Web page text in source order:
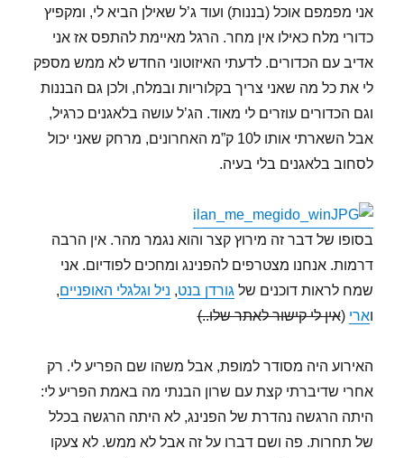
אני מפמפם אוכל (בננות) ועוד ג’ל שאילן הביא לי, ומקפיץ
כדורי מלח כאילו אין מחר. הרגל מאיימת להתפס אז אני
אדיב עם הכדורים. לדעתי האיזוטוני החדש לא ממש מספק
לי את כל מה שאני צריך בקלוריות ובמלח, ולכן גם הבננות
וגם הכדורים עוזרים לי מאוד. הג’ל עושה בלאגנים כרגיל,
אבל השארתי אותו ל10 ק”מ האחרונים, מרחק שאני יכול
לסחוב בלאגנים בלי בעיה.
בסופו של דבר זה מירוץ קצר והוא נגמר מהר. אין הרבה
דרמות. אנחנו מצטרפים להפנינג ומחכים לפודיום. אני
שמח לראות דוכנים של גורדן בנט, ניל וגלגלי האופניים,
וארי (אין לי קישור לאתר שלו..)
האירוע היה מסודר למופת, אבל משהו שם הפריע לי. רק
אחרי שדיברתי קצת עם שרון הבנתי מה באמת הפריע לי:
היתה הרגשה נהדרת של הפנינג, לא היתה הרגשה בכלל
של תחרות. פה ושם דברו על זה אבל לא ממש. לא צעקו